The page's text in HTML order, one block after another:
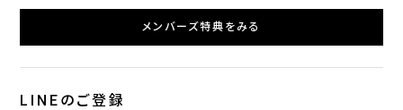
メンバーズ特典をみる
LINEのご登録